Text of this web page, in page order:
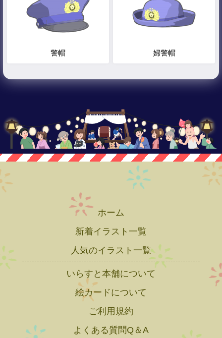
警帽 婦警帽
ホーム
新着イラスト一覧
人気のイラスト一覧
いらすと本舗について
絵カードについて
ご利用規約
よくある質問Q＆A